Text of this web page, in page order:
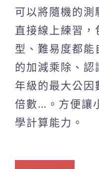
可以將隨機的測
直接線上練習，
型、難易度都能
的加減乘除、認
年級的最大公因
倍數…。方便讓
學計算能力。